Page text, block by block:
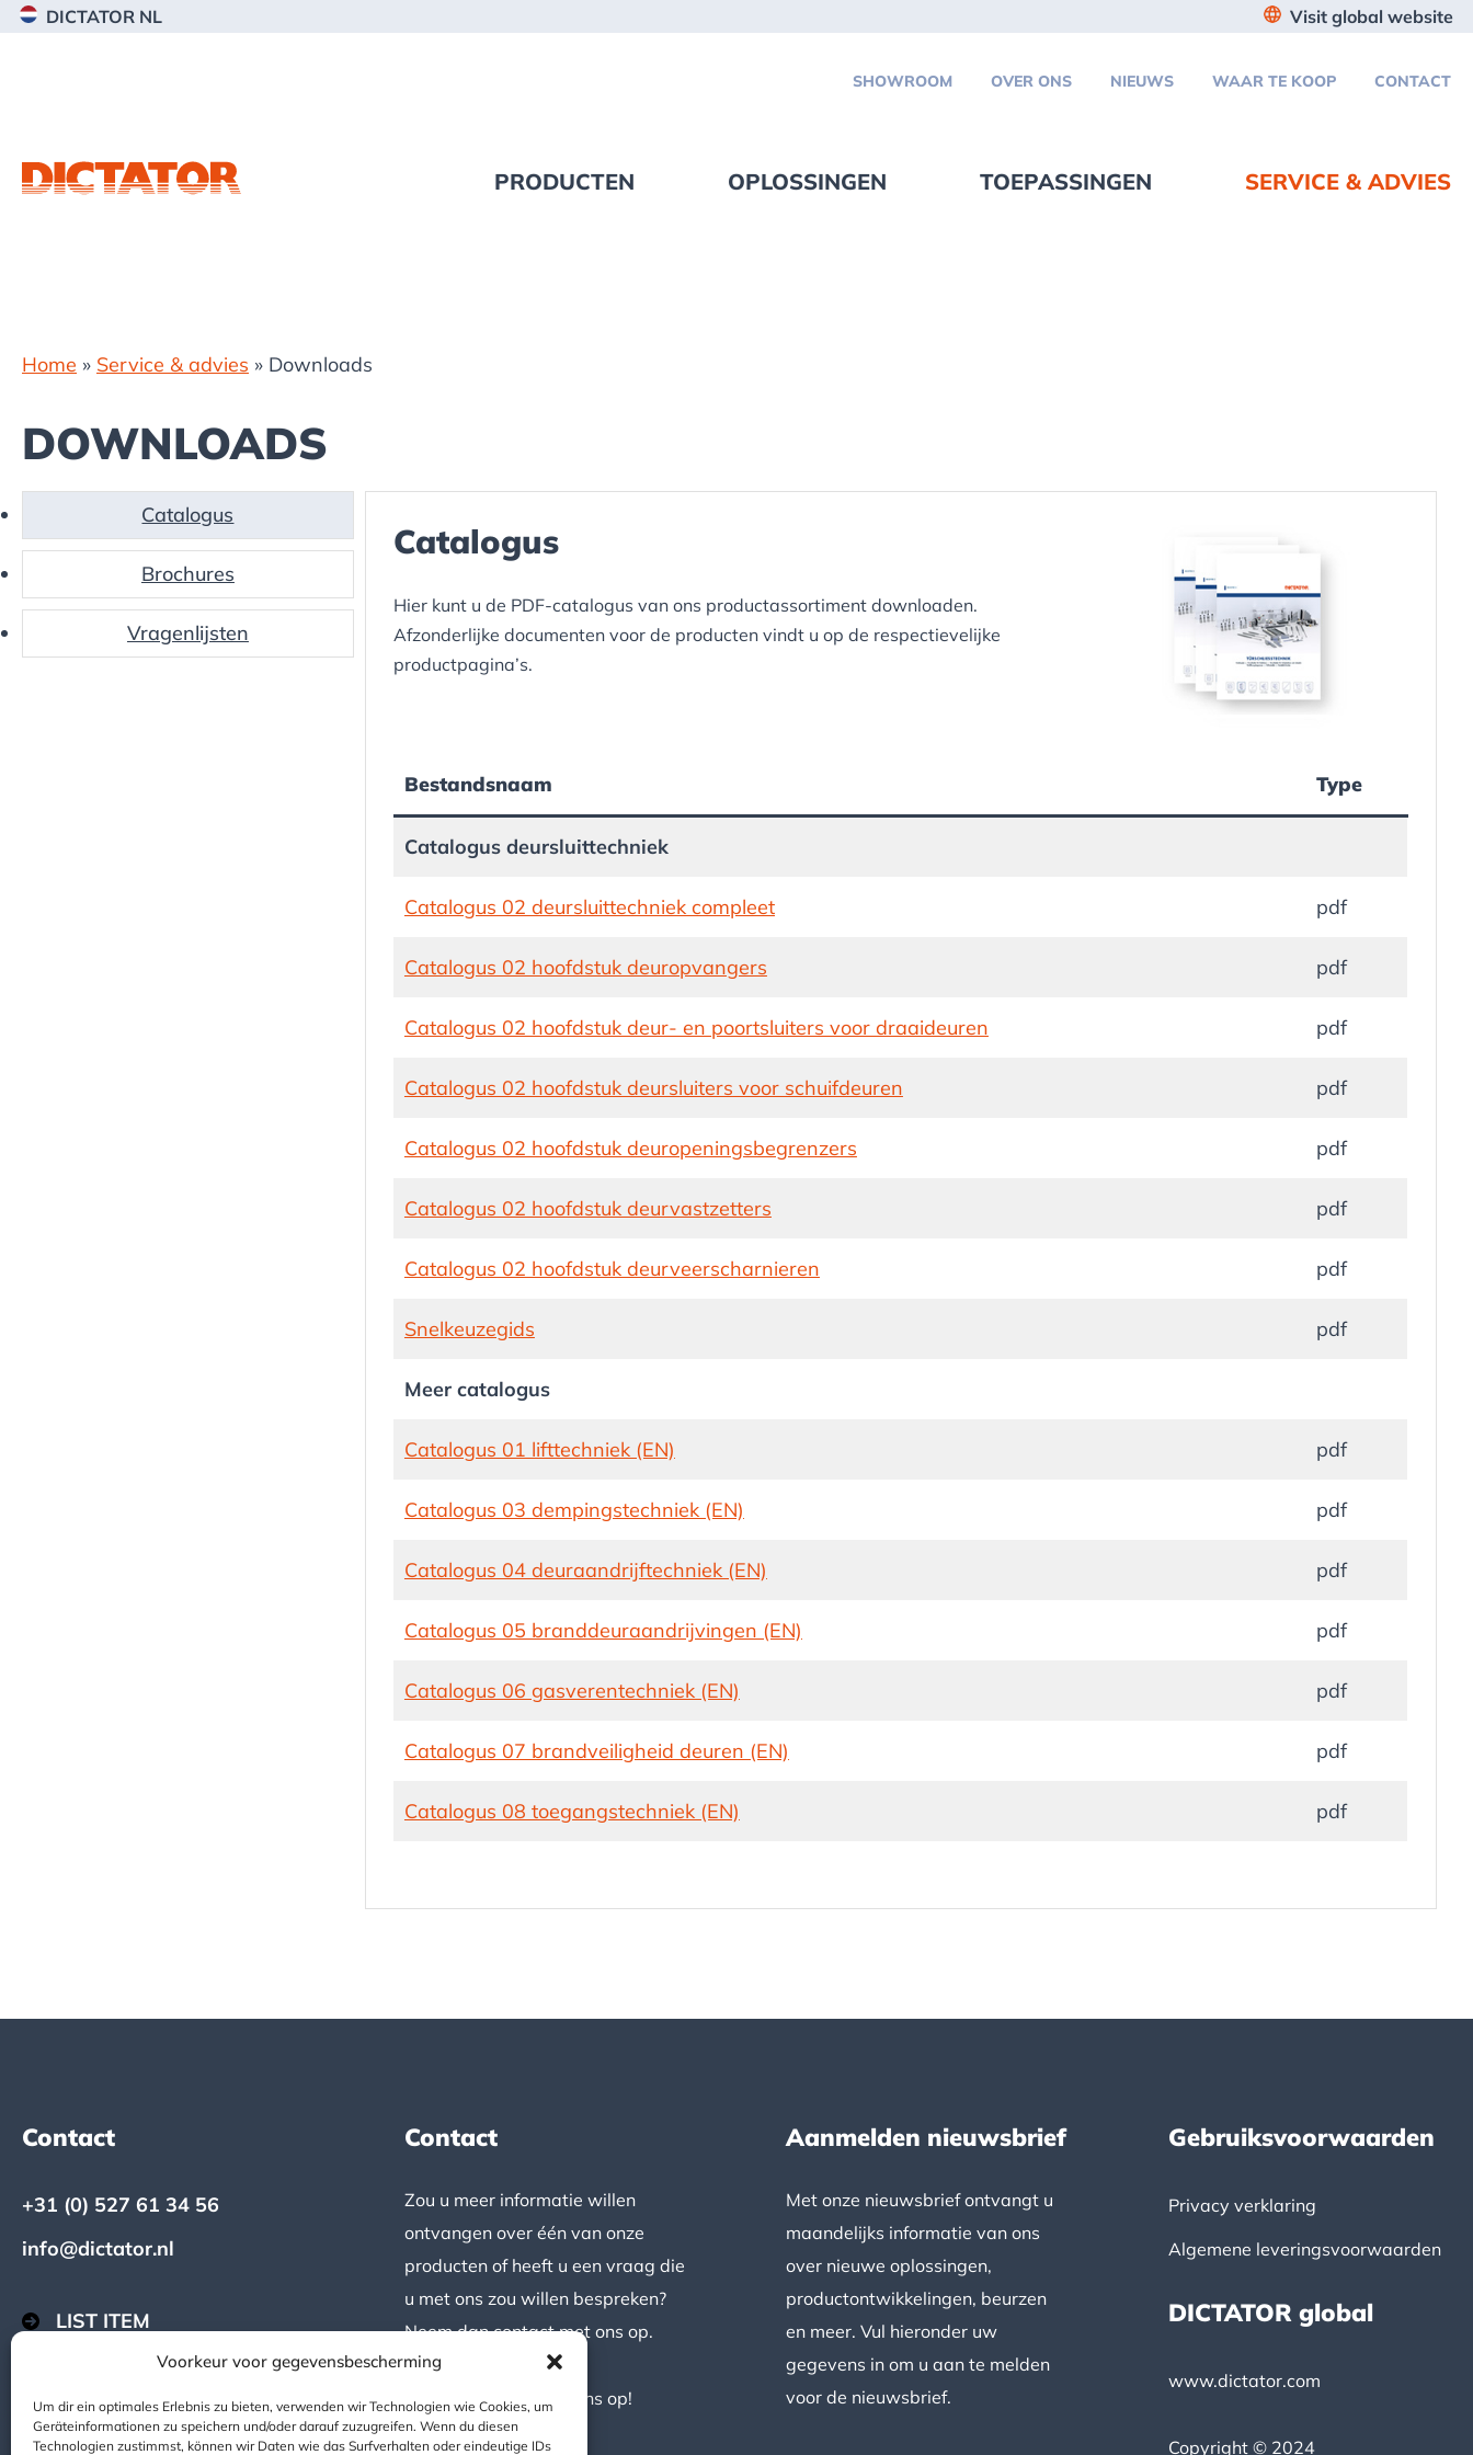
Voorkeur voor gegevensbescherming
Um dir ein optimales Erlebnis zu bieten, verwenden wir Technologien wie Cookies, um
Geräteinformationen zu speichern und/oder darauf zuzugreifen. Wenn du diesen
Technologien zustimmst, können wir Daten wie das Surfverhalten oder eindeutige IDs
Spring
Door
SpringDICTATOR NL Visit global website
SHOWROOM OVER ONS NIEUWS WAAR TE KOOP CONTACT
PRODUCTEN OPLOSSINGEN TOEPASSINGEN SERVICE & ADVIES
Home » Service & advies » Downloads
DOWNLOADS
Catalogus
Brochures
Vragenlijsten
Catalogus
Hier kunt u de PDF-catalogus van ons productassortiment downloaden.
Afzonderlijke documenten voor de producten vindt u op de respectievelijke
productpagina’s.
Bestandsnaam Type
Catalogus deursluittechniek
Catalogus 02 deursluittechniek compleet pdf
Catalogus 02 hoofdstuk deuropvangers pdf
Catalogus 02 hoofdstuk deur- en poortsluiters voor draaideuren pdf
Catalogus 02 hoofdstuk deursluiters voor schuifdeuren pdf
Catalogus 02 hoofdstuk deuropeningsbegrenzers pdf
Catalogus 02 hoofdstuk deurvastzetters pdf
Catalogus 02 hoofdstuk deurveerscharnieren pdf
Snelkeuzegids pdf
Meer catalogus
Catalogus 01 lifttechniek (EN) pdf
Catalogus 03 dempingstechniek (EN) pdf
Catalogus 04 deuraandrijftechniek (EN) pdf
Catalogus 05 branddeuraandrijvingen (EN) pdf
Catalogus 06 gasverentechniek (EN) pdf
Catalogus 07 brandveiligheid deuren (EN) pdf
Catalogus 08 toegangstechniek (EN) pdf
Footer
Contact
+31 (0) 527 61 34 56
info@dictator.nl
LIST ITEM
LIST ITEM
Contact
Zou u meer informatie willen
ontvangen over één van onze
producten of heeft u een vraag die
u met ons zou willen bespreken?
Neem dan contact met ons op.
> Neem contact met ons op!
Aanmelden nieuwsbrief
Met onze nieuwsbrief ontvangt u
maandelijks informatie van ons
over nieuwe oplossingen,
productontwikkelingen, beurzen
en meer. Vul hieronder uw
gegevens in om u aan te melden
voor de nieuwsbrief.
Gebruiksvoorwaarden
Privacy verklaring
Algemene leveringsvoorwaarden
DICTATOR global
www.dictator.com
Copyright © 2024